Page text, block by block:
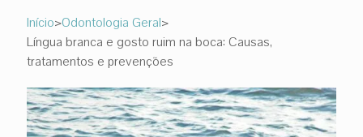
Início>Odontologia Geral>
Língua branca e gosto ruim na boca: Causas,
tratamentos e prevenções